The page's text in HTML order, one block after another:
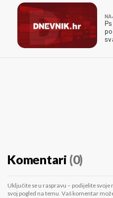
Komentari (0)
Uključite se u raspravu – podijelite
svoj pogled na temu. Vaš komentar